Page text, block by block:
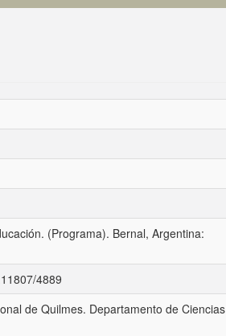
(Programa). Bernal, Argentina:
4889
de Quilmes. Departamento de Ciencias